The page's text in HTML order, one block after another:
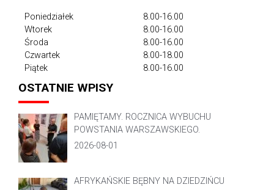
Poniedziałek
Wtorek
Środa
Czwartek
Piątek
8.00-16.00
8.00-16.00
8.00-16.00
8.00-18.00
8.00-16.00
OSTATNIE WPISY
PAMIĘTAMY. ROCZNICA WYBUCHU
POWSTANIA WARSZAWSKIEGO.
2026-08-01
AFRYKAŃSKIE BĘBNY NA DZIEDZIŃCU